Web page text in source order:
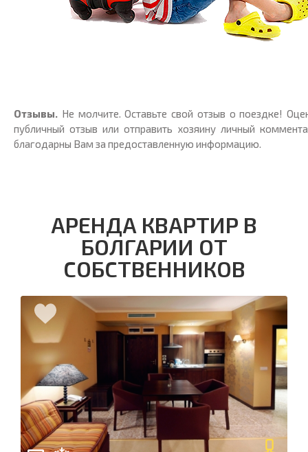
Отзывы. Не молчите. Оставьте свой отзыв о поездке!
публичный отзыв или отправить хозяину личный
благодарны Вам за предоставленную информацию.
АРЕНДА КВАРТИР В
БОЛГАРИИ ОТ
СОБСТВЕННИКОВ